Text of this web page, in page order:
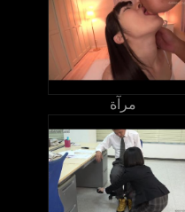
مرآة